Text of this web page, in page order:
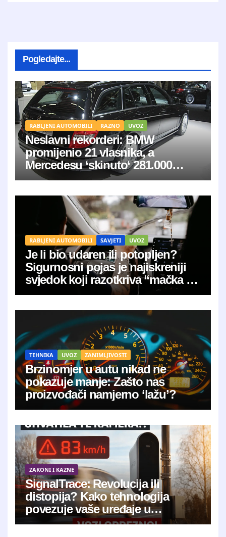
Pogledajte...
RABLJENI AUTOMOBILI RAZNO UVOZ
Neslavni rekorderi: BMW
promijenio 21 vlasnika, a
Mercedesu ‘skinuto‘ 281.000
kilometara
RABLJENI AUTOMOBILI SAVJETI UVOZ
Je li bio udaren ili potopljen?
Sigurnosni pojas je najiskreniji
svjedok koji razotkriva “mačka u
vreći”
TEHNIKA UVOZ ZANIMLJIVOSTI
Brzinomjer u autu nikad ne
pokazuje manje: Zašto nas
proizvođači namjerno ‘lažu’?
ZAKONI I KAZNE
SignalTrace: Revolucija ili
distopija? Kako tehnologija
povezuje vaše uređaje u
jedinstveni digitalni otisak